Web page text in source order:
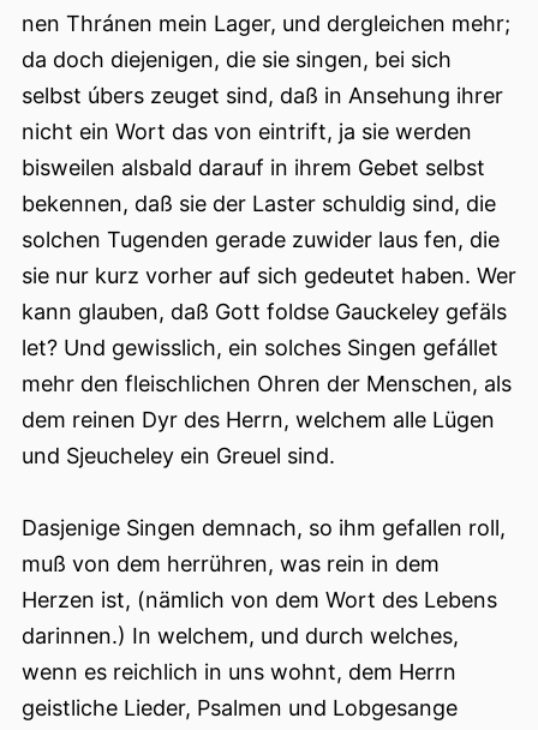
nen Thránen mein Lager, und dergleichen mehr;
da doch diejenigen, die sie singen, bei sich
selbst úbers zeuget sind, daß in Ansehung ihrer
nicht ein Wort das von eintrift, ja sie werden
bisweilen alsbald darauf in ihrem Gebet selbst
bekennen, daß sie der Laster schuldig sind, die
solchen Tugenden gerade zuwider laus fen, die
sie nur kurz vorher auf sich gedeutet haben. Wer
kann glauben, daß Gott foldse Gauckeley gefäls
let? Und gewisslich, ein solches Singen gefállet
mehr den fleischlichen Ohren der Menschen, als
dem reinen Dyr des Herrn, welchem alle Lügen
und Sjeucheley ein Greuel sind.
Dasjenige Singen demnach, so ihm gefallen roll,
muß von dem herrühren, was rein in dem
Herzen ist, (nämlich von dem Wort des Lebens
darinnen.) In welchem, und durch welches,
wenn es reichlich in uns wohnt, dem Herrn
geistliche Lieder, Psalmen und Lobgesange